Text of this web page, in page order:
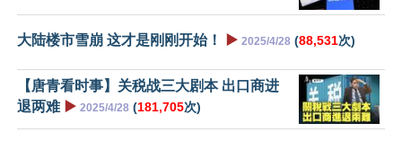
大陆楼市雪崩 这才是刚刚开始！ ▶️ 2025/4/28 (88,531次)
【唐青看时事】关税战三大剧本 出口商进
退两难 ▶️ 2025/4/28 (181,705次)